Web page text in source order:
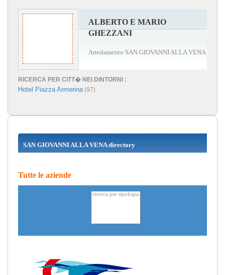
ALBERTO E MARIO
GHEZZANI
Arredamento SAN GIOVANNI ALLA VENA
RICERCA PER CITT� NEI DINTORNI :
Hotel Piazza Armerina(97)
SAN GIOVANNI ALLA VENA directory
Tutte le aziende